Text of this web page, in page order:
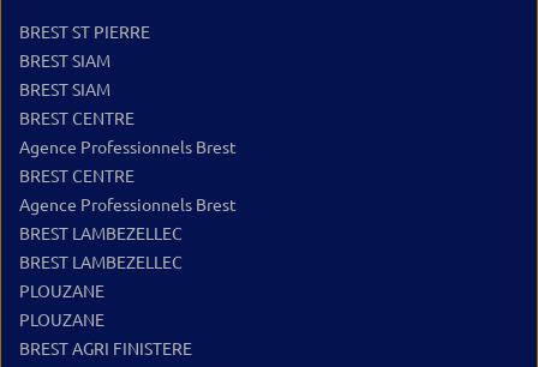
BREST ST PIERRE
BREST SIAM
BREST SIAM
BREST CENTRE
Agence Professionnels Brest
BREST CENTRE
Agence Professionnels Brest
BREST LAMBEZELLEC
BREST LAMBEZELLEC
PLOUZANE
PLOUZANE
BREST AGRI FINISTERE